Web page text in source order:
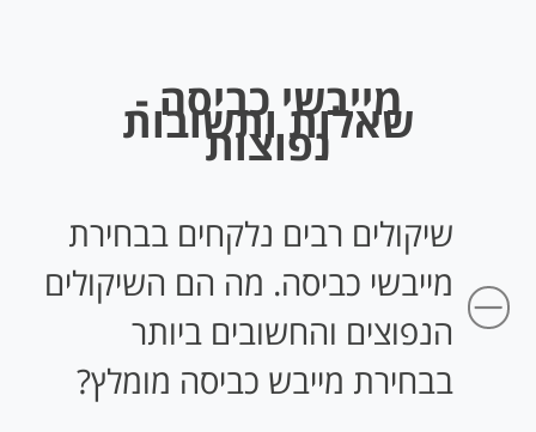
מייבשי כביסה -
שאלות ותשובות
נפוצות
שיקולים רבים נלקחים בבחירת
מייבשי כביסה. מה הם השיקולים
הנפוצים והחשובים ביותר
בבחירת מייבש כביסה מומלץ?